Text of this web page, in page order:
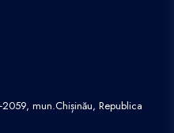
mun.Chișinău, Republica